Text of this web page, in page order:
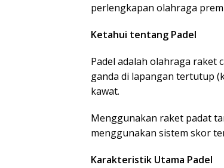
perlengkapan olahraga
Ketahui tentang Padel
Padel adalah olahraga raket
ganda di lapangan tertutup
kawat.
Menggunakan raket padat
menggunakan sistem skor
Karakteristik Utama Padel